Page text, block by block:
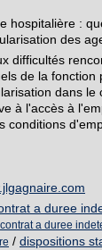
hospitalière :
des
difficultés
de la fonction
dans le
à l'accès à
conditions
a duree
contrat a duree
/ dispositions